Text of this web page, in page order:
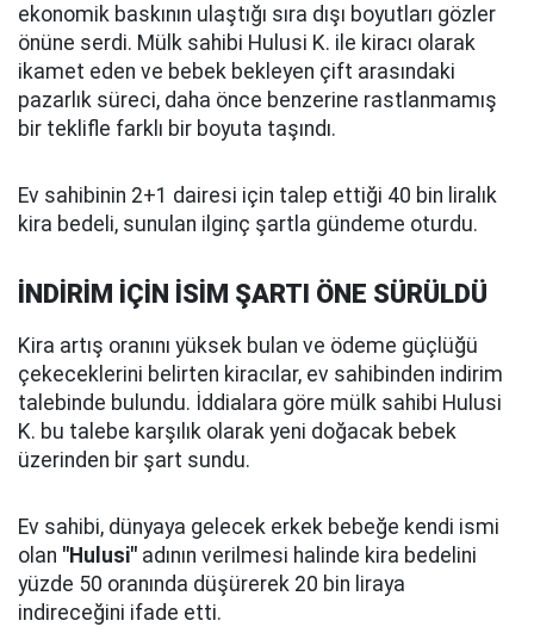
ekonomik baskının ulaştığı sıra dışı boyutları gözler
önüne serdi. Mülk sahibi Hulusi K. ile kiracı olarak
ikamet eden ve bebek bekleyen çift arasındaki
pazarlık süreci, daha önce benzerine rastlanmamış
bir teklifle farklı bir boyuta taşındı.
Ev sahibinin 2+1 dairesi için talep ettiği 40 bin liralık
kira bedeli, sunulan ilginç şartla gündeme oturdu.
İNDİRİM İÇİN İSİM ŞARTI ÖNE SÜRÜLDÜ
Kira artış oranını yüksek bulan ve ödeme güçlüğü
çekeceklerini belirten kiracılar, ev sahibinden indirim
talebinde bulundu. İddialara göre mülk sahibi Hulusi
K. bu talebe karşılık olarak yeni doğacak bebek
üzerinden bir şart sundu.
Ev sahibi, dünyaya gelecek erkek bebeğe kendi ismi
olan "Hulusi" adının verilmesi halinde kira bedelini
yüzde 50 oranında düşürerek 20 bin liraya
indireceğini ifade etti.